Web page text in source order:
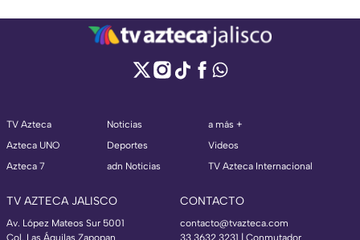
TV Azteca
Azteca UNO
Azteca 7
Noticias
Deportes
adn Noticias
a más +
Videos
TV Azteca Internacional
TV AZTECA JALISCO
Av. López Mateos Sur 5001
Col. Las Águilas Zapopan
CONTACTO
contacto@tvazteca.com
33 3632 3231 | Conmutador